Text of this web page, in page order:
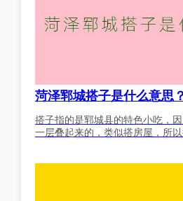
菏泽郓城搭子是什么意思？
搭子指的是郓城县的特色小吃，
一层叠起来的，类似搭房屋，所以